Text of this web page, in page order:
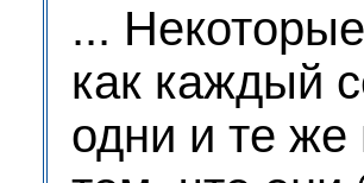
...
как каждый
одни и те